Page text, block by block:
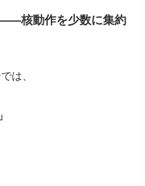
核動作を少数に集約
は、